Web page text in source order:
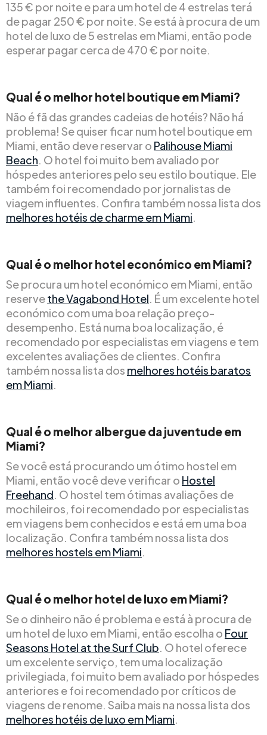
135 € por noite e para um hotel de 4 estrelas terá
de pagar 250 € por noite. Se está à procura de um
hotel de luxo de 5 estrelas em Miami, então pode
esperar pagar cerca de 470 € por noite.
Qual é o melhor hotel boutique em Miami?
Não é fã das grandes cadeias de hotéis? Não há
problema! Se quiser ficar num hotel boutique em
Miami, então deve reservar o Palihouse Miami
Beach. O hotel foi muito bem avaliado por
hóspedes anteriores pelo seu estilo boutique. Ele
também foi recomendado por jornalistas de
viagem influentes. Confira também nossa lista dos
melhores hotéis de charme em Miami.
Qual é o melhor hotel económico em Miami?
Se procura um hotel económico em Miami, então
reservethe Vagabond Hotel. É um excelente hotel
económico com uma boa relação preço-
desempenho. Está numa boa localização, é
recomendado por especialistas em viagens e tem
excelentes avaliações de clientes. Confira
também nossa lista dos melhores hotéis baratos
em Miami.
Qual é o melhor albergue da juventude em
Miami?
Se você está procurando um ótimo hostel em
Miami, então você deve verificar o Hostel
Freehand. O hostel tem ótimas avaliações de
mochileiros, foi recomendado por especialistas
em viagens bem conhecidos e está em uma boa
localização. Confira também nossa lista dos
melhores hostels em Miami.
Qual é o melhor hotel de luxo em Miami?
Se o dinheiro não é problema e está à procura de
um hotel de luxo em Miami, então escolha o Four
Seasons Hotel at the Surf Club. O hotel oferece
um excelente serviço, tem uma localização
privilegiada, foi muito bem avaliado por hóspedes
anteriores e foi recomendado por críticos de
viagens de renome. Saiba mais na nossa lista dos
melhores hotéis de luxo em Miami.